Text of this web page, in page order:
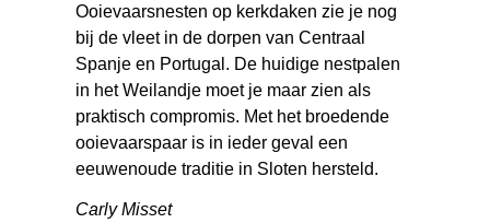
Ooievaarsnesten op kerkdaken zie je nog
bij de vleet in de dorpen van Centraal
Spanje en Portugal. De huidige nestpalen
in het Weilandje moet je maar zien als
praktisch compromis. Met het broedende
ooievaarspaar is in ieder geval een
eeuwenoude traditie in Sloten hersteld.
Carly Misset